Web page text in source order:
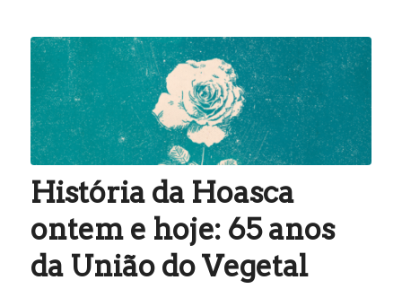
História da Hoasca
ontem e hoje: 65 anos
da União do Vegetal